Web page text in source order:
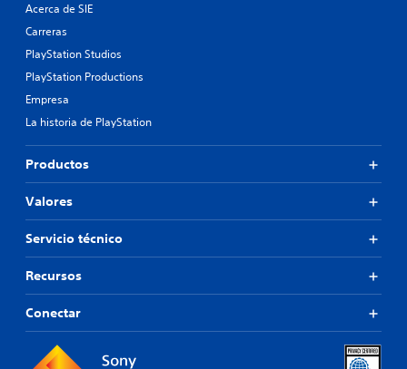
Acerca de SIE
Carreras
PlayStation Studios
PlayStation Productions
Empresa
La historia de PlayStation
Productos
Valores
Servicio técnico
Recursos
Conectar